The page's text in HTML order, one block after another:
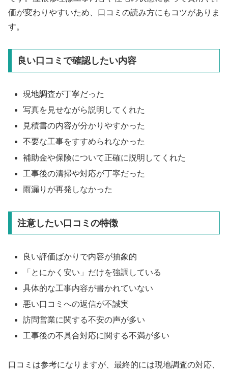
価が変わりやすいため、口コミの読み方にもコツがありま
す。
良い口コミで確認したい内容
現地調査が丁寧だった
写真を見せながら説明してくれた
見積書の内容が分かりやすかった
不要な工事をすすめられなかった
補助金や保険について正確に説明してくれた
工事後の清掃や対応が丁寧だった
雨漏りが再発しなかった
注意したい口コミの特徴
良い評価ばかりで内容が抽象的
「とにかく安い」だけを強調している
具体的な工事内容が書かれていない
悪い口コミへの返信が不誠実
訪問営業に関する不安の声が多い
工事後の不具合対応に関する不満が多い
口コミは参考になりますが、最終的には現地調査の対応、